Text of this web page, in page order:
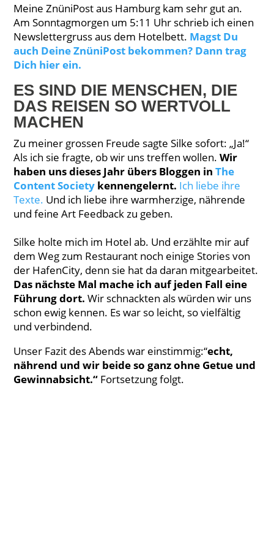
Meine ZnüniPost aus Hamburg kam sehr gut an.
Am Sonntagmorgen um 5:11 Uhr schrieb ich einen
Newslettergruss aus dem Hotelbett. Magst Du
auch Deine ZnüniPost bekommen? Dann trag
Dich hier ein.
ES SIND DIE MENSCHEN, DIE
DAS REISEN SO WERTVOLL
MACHEN
Zu meiner grossen Freude sagte Silke sofort: „Ja!“
Als ich sie fragte, ob wir uns treffen wollen.Wir
haben uns dieses Jahr übers Bloggen inThe
Content Society kennengelernt. Ich liebe ihre
Texte. Und ich liebe ihre warmherzige, nährende
und feine Art Feedback zu geben.
Silke holte mich im Hotel ab. Und erzählte mir auf
dem Weg zum Restaurant noch einige Stories von
der HafenCity, denn sie hat da daran mitgearbeitet.
Das nächste Mal mache ich auf jeden Fall eine
Führung dort.Wir schnackten als würden wir uns
schon ewig kennen. Es war so leicht, so vielfältig
und verbindend.
Unser Fazit des Abends war einstimmig:“echt,
nährend und wir beide so ganz ohne Getue und
Gewinnabsicht.“ Fortsetzung folgt.